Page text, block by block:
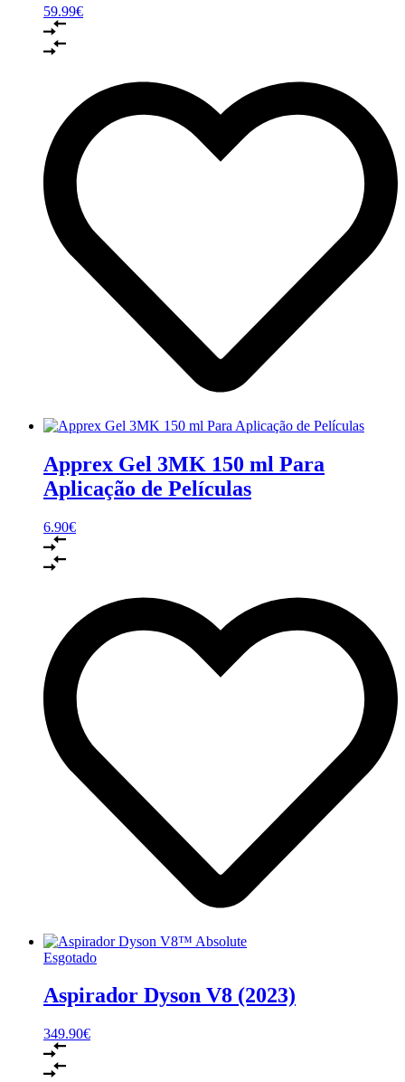
59.99€
Apprex Gel 3MK 150 ml Para
Aplicação de Películas
6.90€
Esgotado
Aspirador Dyson V8 (2023)
349.90€